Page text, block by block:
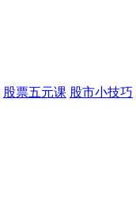
股票五元课 股市小技巧